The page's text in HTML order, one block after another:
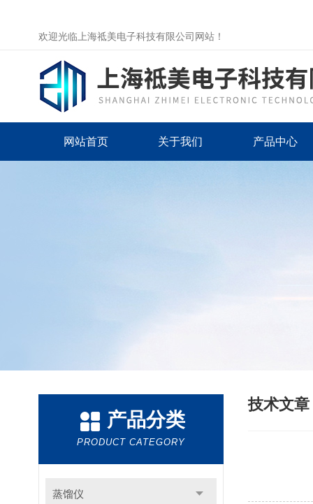
欢迎光临上海祗美电子科技有限公司网站！
网站首页 关于我们 产品中心
产品分类
PRODUCT CATEGORY
蒸馏仪
技术文章